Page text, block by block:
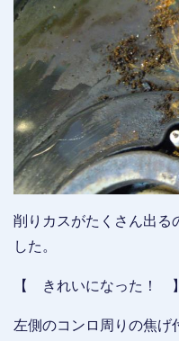
削りカスがたくさん出る
した。
【 きれいになった！ 】
左側のコンロ周りの焦げ